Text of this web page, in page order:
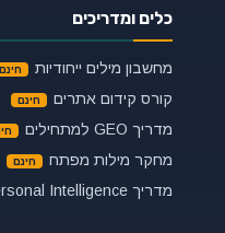
כלים ומדריכים
מחשבון מילים ייחודיות
קורס קידום אתרים
מדריך GEO למתחילים
מחקר מילות מפתח
מדריך Personal Intelligence